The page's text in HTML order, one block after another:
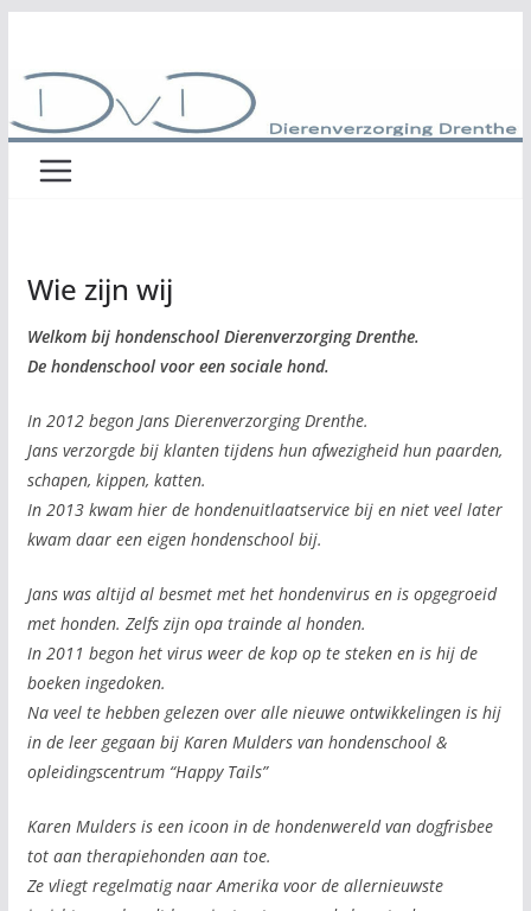
inhoud
Wie zijn wij
Welkom bij hondenschool Dierenverzorging Drenthe.
De hondenschool voor een sociale hond.
In 2012 begon Jans Dierenverzorging Drenthe.
Jans verzorgde bij klanten tijdens hun afwezigheid hun paarden,
schapen, kippen, katten.
In 2013 kwam hier de hondenuitlaatservice bij en niet veel later
kwam daar een eigen hondenschool bij.
Jans was altijd al besmet met het hondenvirus en is opgegroeid
met honden. Zelfs zijn opa trainde al honden.
In 2011 begon het virus weer de kop op te steken en is hij de
boeken ingedoken.
Na veel te hebben gelezen over alle nieuwe ontwikkelingen is hij
in de leer gegaan bij Karen Mulders van hondenschool &
opleidingscentrum “Happy Tails”
Karen Mulders is een icoon in de hondenwereld van dogfrisbee
tot aan therapiehonden aan toe.
Ze vliegt regelmatig naar Amerika voor de allernieuwste